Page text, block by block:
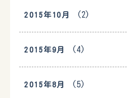
2015年10月 (2)
2015年9月 (4)
2015年8月 (5)